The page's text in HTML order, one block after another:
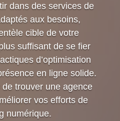
dans des services de
aux besoins,
cible de votre
suffisant de se fier
d’optimisation
en ligne solide.
trouver une agence
vos efforts de
numérique.